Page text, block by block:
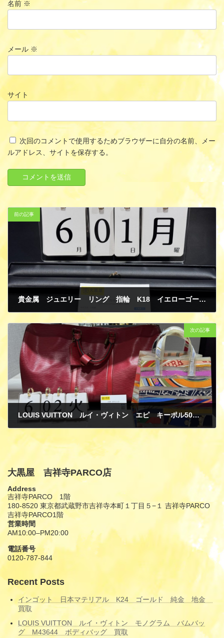
名前 ※
メール ※
サイト
次回のコメントで使用するためブラウザーに自分の名前、メー
ルアドレス、サイトを保存する。
前の記事
貴金属 ジュエリー リング 指輪 K18 イエローゴールド ダイヤモンド 買取
次の記事
LOUIS VUITTON ルイ・ヴィトン エピ キーポル50 カスティリアンレッド ボストンバッグ HERMES エルメス ルーヴル美術館限定 トートバッグ 買取
6月 9, 2026
大黒屋 吉祥寺PARCO店
Address
吉祥寺PARCO 1階
180-8520 東京都武蔵野市吉祥寺本町１丁目５−１ 吉祥寺PARCO
吉祥寺PARCO1階
営業時間
AM10:00–PM20:00
電話番号
0120-787-844
Recent Posts
インゴット 日本マテリアル K24 ゴールド 純金 地金
買取
LOUIS VUITTON ルイ・ヴィトン モノグラム バムバッ
グ M43644 ボディバッグ 買取